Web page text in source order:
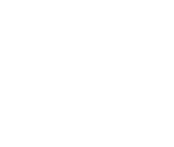
Dengan Harga Yang Murah